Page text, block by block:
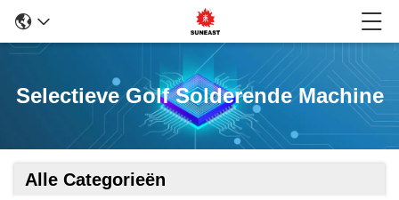
Selectieve Golf Solderende Machine
Alle Categorieën